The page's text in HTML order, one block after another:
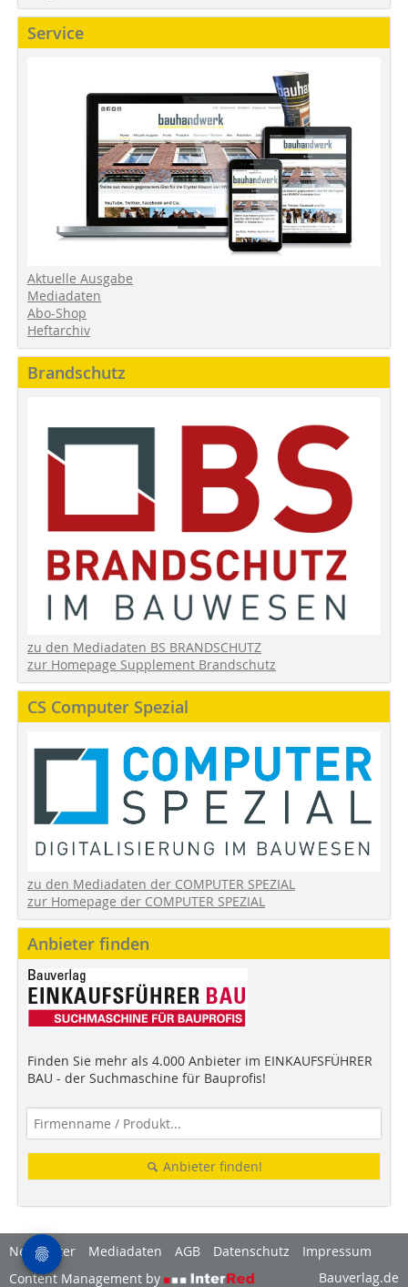
Service
Aktuelle Ausgabe
Mediadaten
Abo-Shop
Heftarchiv
Brandschutz
zu den Mediadaten BS BRANDSCHUTZ
zur Homepage Supplement Brandschutz
CS Computer Spezial
zu den Mediadaten der COMPUTER SPEZIAL
zur Homepage der COMPUTER SPEZIAL
Anbieter finden
Finden Sie mehr als 4.000 Anbieter im EINKAUFSFÜHRER
BAU - der Suchmaschine für Bauprofis!
Anbieter finden!
Newsletter Mediadaten AGB Datenschutz
Impressum
Content Management by
Bauverlag.de